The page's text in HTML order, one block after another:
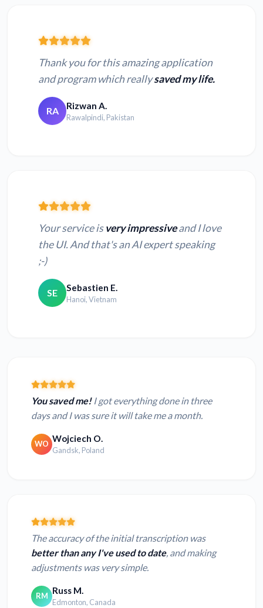
Thank you for this amazing application
and program which reallysaved my life.
RA Rizwan A.
Rawalpindi, Pakistan
Your service isvery impressiveand I love
the UI. And that's an AI expert speaking
;-)
SE Sebastien E.
Hanoi, Vietnam
You saved me!I got everything done in three
days and I was sure it will take me a month.
WO Wojciech O.
Gandsk, Poland
The accuracy of the initial transcription was
better than any I've used to date, and making
adjustments was very simple.
RM Russ M.
Edmonton, Canada